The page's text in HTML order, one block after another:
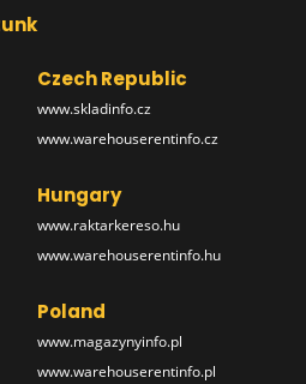
Czech Republic
www.skladinfo.cz
www.warehouserentinfo.cz
Hungary
www.raktarkereso.hu
www.warehouserentinfo.hu
Poland
www.magazynyinfo.pl
www.warehouserentinfo.pl